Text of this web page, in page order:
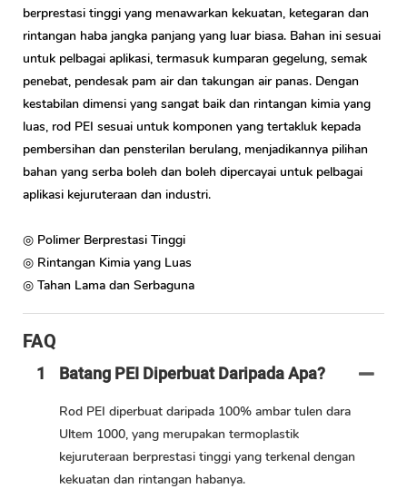
berprestasi tinggi yang menawarkan kekuatan, ketegaran dan
rintangan haba jangka panjang yang luar biasa. Bahan ini sesuai
untuk pelbagai aplikasi, termasuk kumparan gegelung, semak
penebat, pendesak pam air dan takungan air panas. Dengan
kestabilan dimensi yang sangat baik dan rintangan kimia yang
luas, rod PEI sesuai untuk komponen yang tertakluk kepada
pembersihan dan pensterilan berulang, menjadikannya pilihan
bahan yang serba boleh dan boleh dipercayai untuk pelbagai
aplikasi kejuruteraan dan industri.
◎ Polimer Berprestasi Tinggi
◎ Rintangan Kimia yang Luas
◎ Tahan Lama dan Serbaguna
FAQ
1 Batang PEI Diperbuat Daripada Apa?
Rod PEI diperbuat daripada 100% ambar tulen dara
Ultem 1000, yang merupakan termoplastik
kejuruteraan berprestasi tinggi yang terkenal dengan
kekuatan dan rintangan habanya.